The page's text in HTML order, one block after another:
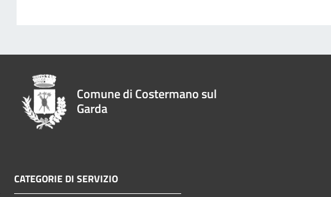
Comune di Costermano sul
Garda
CATEGORIE DI SERVIZIO